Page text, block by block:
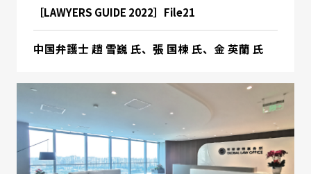
［LAWYERS GUIDE 2022］File21
中国弁護士 趙 雪巍 氏、張 国棟 氏、金 英蘭 氏